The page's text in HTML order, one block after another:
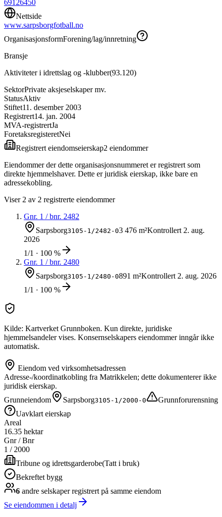
69126450
Nettside
www.sarpsborgfotball.no
OrganisasjonsformForening/lag/innretning
Bransje
Aktiviteter i idrettslag og -klubber(93.120)
SektorPrivate aksjeselskaper mv.
StatusAktiv
Stiftet11. desember 2003
Registrert14. jan. 2004
MVA-registrertJa
ForetaksregisteretNei
Registrert eiendomseierskap2 eiendommer
Eiendommer der dette organisasjonsnummeret er registrert som
direkte hjemmelshaver. Dette er juridisk eierskap, ikke bare en
adressekobling.
Viser2 av 2 registrerte eiendommer
Gnr. 1 / bnr. 2482
Sarpsborg3105-1/2482-03 476 m²Kontrollert2. aug.
2026
1/1 · 100 %
Gnr. 1 / bnr. 2480
Sarpsborg3105-1/2480-0891 m²Kontrollert2. aug. 2026
1/1 · 100 %
Kilde: Kartverket Grunnboken. Kun direkte, juridiske
hjemmelsandeler vises. Konsernselskapers eiendommer inngår ikke
automatisk.
Eiendom ved virksomhetsadressen
Adresse-/koordinatkobling fra Matrikkelen; dette dokumenterer ikke
juridisk eierskap.
Grunneiendom
Sarpsborg3105-1/2000-0
Grunnforurensning
Uavklart eierskap
Areal
16.35 hektar
Gnr / Bnr
1 /2000
Tribune og idrettsgarderobe(Tatt i bruk)
Bekreftet bygg
6 andre selskaperregistrert på samme eiendom
Se eiendommen i detalj